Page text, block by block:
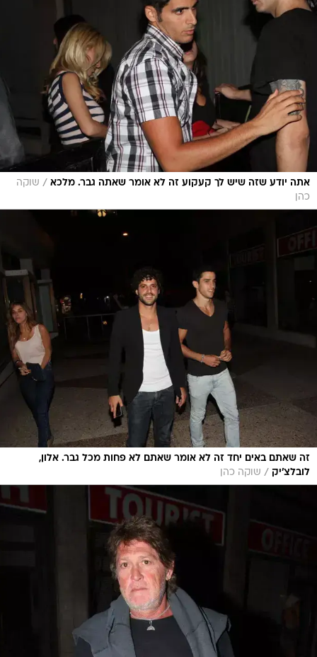
אתה יודע שזה שיש לך קעקוע זה לא אומר שאתה גבר. מלכא / שוקה
כהן
זה שאתם באים יחד זה לא אומר שאתם לא פחות מכל גבר. אלון,
לובלצ'יק / שוקה כהן